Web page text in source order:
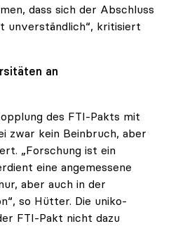
dass sich der Abschluss
unverständlich“, kritisiert
an
des FTI-Pakts mit
zwar kein Beinbruch, aber
„Forschung ist ein
eine angemessene
aber auch in der
so Hütter. Die uniko-
FTI-Pakt nicht dazu